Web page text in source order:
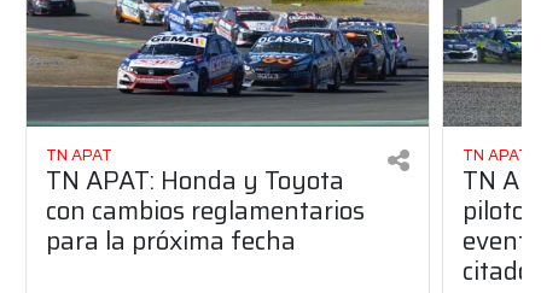
TN APAT
TN APAT: Honda y Toyota
con cambios reglamentarios
para la próxima fecha
TN APAT
TN
piloto
citado